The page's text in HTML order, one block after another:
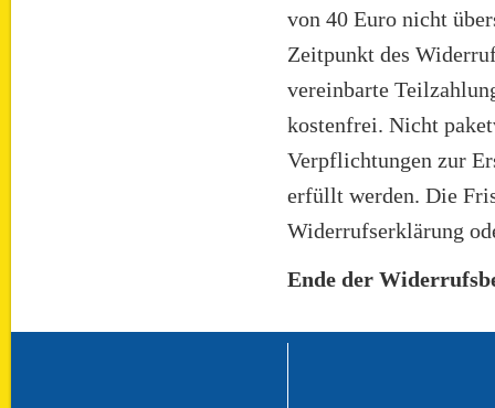
von 40 Euro nicht
Zeitpunkt des
vereinbarte
kostenfrei. Nicht
Verpflichtungen zur
erfüllt werden. Die
Widerrufserklärung
Ende der